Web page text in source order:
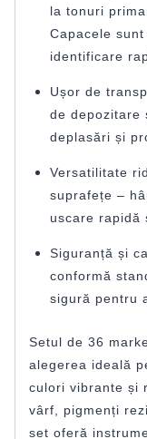
la tonuri
Capacele
identificare
Ușor de
de depozitare
deplasări și
Versatilitate
suprafețe –
uscare rapidă
Siguranță și
conformă
sigură pentru
Setul de 36
alegerea ideală
culori vibrante și
vârf, pigmenți
set oferă